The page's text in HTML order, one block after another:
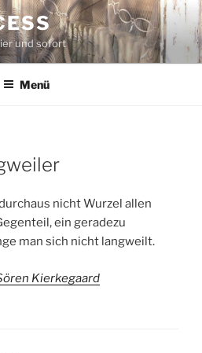
und sofort
Menü
nicht Wurzel allen
ein geradezu
man sich nicht langweilt.
Kierkegaard